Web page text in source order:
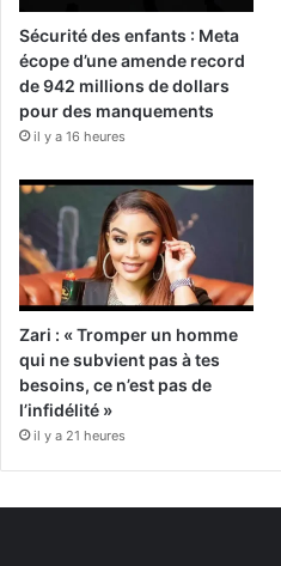
Sécurité des enfants : Meta
écope d’une amende record
de 942 millions de dollars
pour des manquements
il y a 16 heures
Zari : « Tromper un homme
qui ne subvient pas à tes
besoins, ce n’est pas de
l’infidélité »
il y a 21 heures